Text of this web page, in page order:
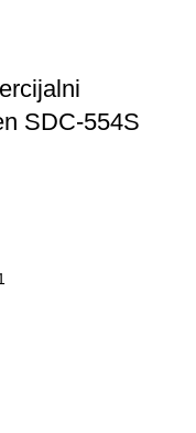
SDC-554S